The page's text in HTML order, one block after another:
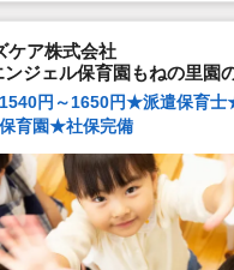
ケア株式会社
ンジェル保育園もねの里園
円～1650円★派遣保育
育園★社保完備